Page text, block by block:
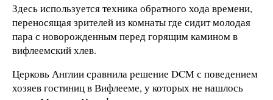
Здесь используется техника обратного хода времени,
переносящая зрителей из комнаты где сидит молодая
пара с новорожденным перед горящим камином в
вифлеемский хлев.
Церковь Англии сравнила решение DCM с поведением
хозяев гостиниц в Вифлееме, у которых не нашлось